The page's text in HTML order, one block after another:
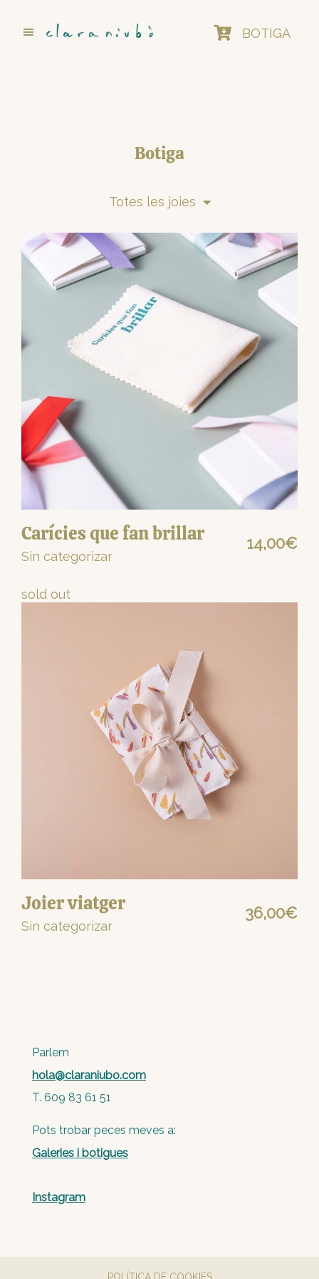
BOTIGA
Botiga
Totes les joies
Carícies que fan brillar
Sin categorizar
14,00€
sold out
Joier viatger
Sin categorizar
36,00€
Parlem
hola@claraniubo.com
T. 609 83 61 51
Pots trobar peces meves a:
Galeries i botigues
Instagram